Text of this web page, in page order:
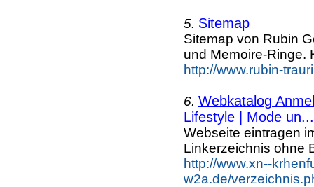
5. Sitemap
Sitemap von Rubin
und Memoire-Ringe.
http://www.rubin-
6. Webkatalog
Lifestyle | Mode un...
Webseite eintragen
Linkerzeichnis ohne
http://www.xn--
w2a.de/